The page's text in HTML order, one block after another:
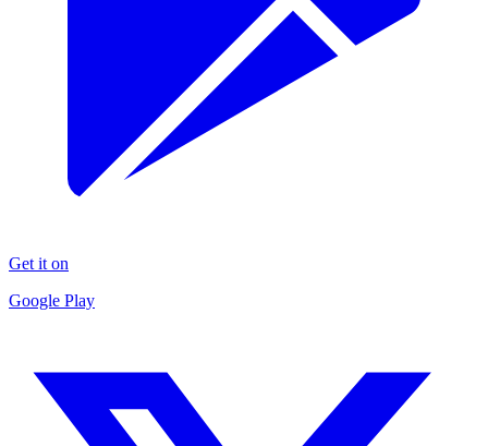
Get it on
Google Play